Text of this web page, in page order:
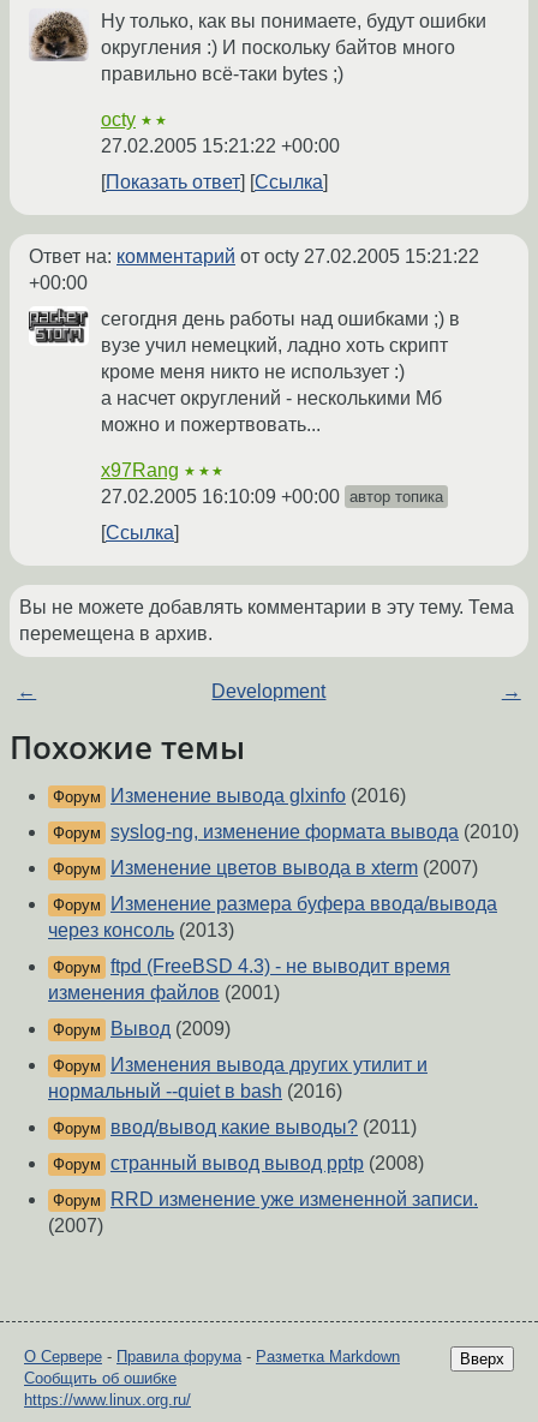
Ну только, как вы понимаете, будут ошибки
округления :) И поскольку байтов много
правильно всё-таки bytes ;)
octy ★★
27.02.2005 15:21:22 +00:00
Показать ответ
Ссылка
Ответ на: комментарий от octy 27.02.2005 15:21:22
+00:00
сегогдня день работы над ошибками ;) в
вузе учил немецкий, ладно хоть скрипт
кроме меня никто не использует :)
а насчет округлений - несколькими Мб
можно и пожертвовать...
x97Rang ★★★
27.02.2005 16:10:09 +00:00 автор топика
Ссылка
Вы не можете добавлять комментарии в эту тему. Тема
перемещена в архив.
← Development →
Похожие темы
Форум Изменение вывода glxinfo (2016)
Форум syslog-ng, изменение формата вывода (2010)
Форум Изменение цветов вывода в xterm (2007)
Форум
Изменение размера буфера ввода/вывода
через консоль (2013)
Форум ftpd (FreeBSD 4.3) - не выводит время
изменения файлов (2001)
Форум Вывод (2009)
Форум
Изменения вывода других утилит и
нормальный --quiet в bash (2016)
Форум ввод/вывод какие выводы? (2011)
Форум странный вывод вывод pptp (2008)
Форум
RRD изменение уже измененной записи.
(2007)
Вверх
О Сервере - Правила форума- Разметка Markdown
Сообщить об ошибке
https://www.linux.org.ru/